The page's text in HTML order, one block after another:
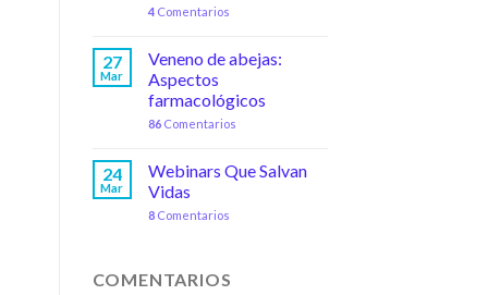
4Comentarios
27
Mar
Veneno de abejas:
Aspectos
farmacológicos
86Comentarios
24
Mar
Webinars Que Salvan
Vidas
8Comentarios
COMENTARIOS